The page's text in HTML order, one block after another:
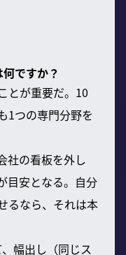
ですか？
とが重要だ。10
1つの専門分野を
社の看板を外し
目安となる。自分
るなら、それは本
幅出し（同じス